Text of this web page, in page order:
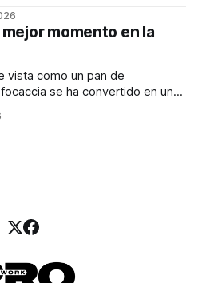
supiera de publicidad digital
un vendedor para atender
suerte— una persona
momento en la
vista como un pan de
se ha convertido en uno
y experiencias que